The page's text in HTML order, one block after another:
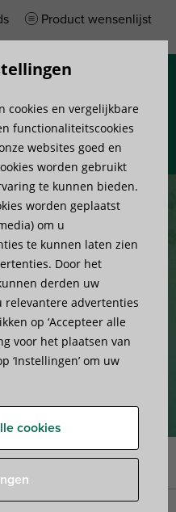
Product wensenlijst
cookies en vergelijkbare
functionaliteitscookies
websites goed en
worden gebruikt
te kunnen bieden.
worden geplaatst
om u
te kunnen laten zien
Door het
derden uw
relevantere advertenties
op ‘Accepteer alle
voor het plaatsen van
‘Instellingen’ om uw
cookies